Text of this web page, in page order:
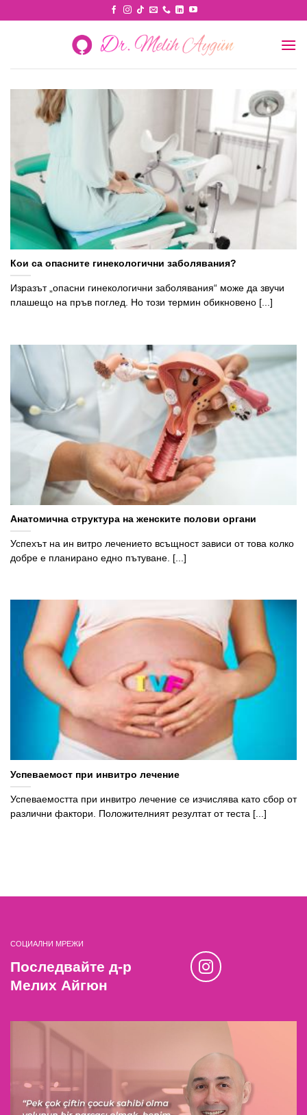
Кои са опасните гинекологични заболявания?
Изразът „опасни гинекологични заболявания“ може да звучи
плашещо на пръв поглед. Но този термин обикновено [...]
Анатомична структура на женските полови органи
Успехът на ин витро лечението всъщност зависи от това колко
добре е планирано едно пътуване. [...]
Успеваемост при инвитро лечение
Успеваемостта при инвитро лечение се изчислява като сбор от
различни фактори. Положителният резултат от теста [...]
СОЦИАЛНИ МРЕЖИ
Последвайте д-р
Мелих Айгюн